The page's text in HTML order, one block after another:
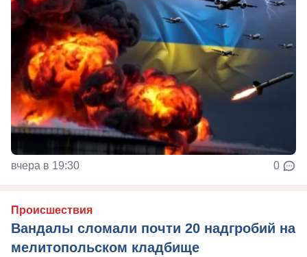
вчера в 19:30 0
Происшествия
Вандалы сломали почти 20 надгробий на
мелитопольском кладбище